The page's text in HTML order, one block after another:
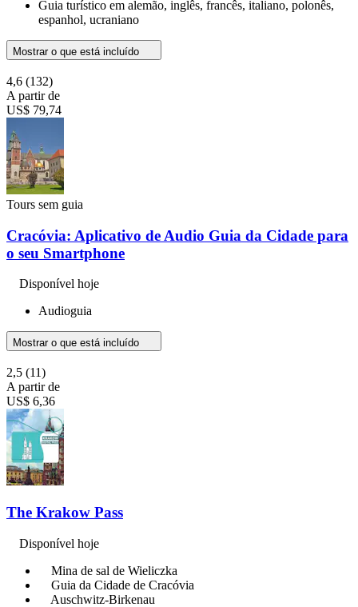
Guia turístico em alemão, inglês, francês, italiano, polonês,
espanhol, ucraniano
Mostrar o que está incluído
4,6 (132)
A partir de
US$ 79,74
Tours sem guia
Cracóvia: Aplicativo de Audio Guia da Cidade para
o seu Smartphone
Disponível hoje
Audioguia
Mostrar o que está incluído
2,5 (11)
A partir de
US$ 6,36
The Krakow Pass
Disponível hoje
Mina de sal de Wieliczka
Guia da Cidade de Cracóvia
Auschwitz-Birkenau